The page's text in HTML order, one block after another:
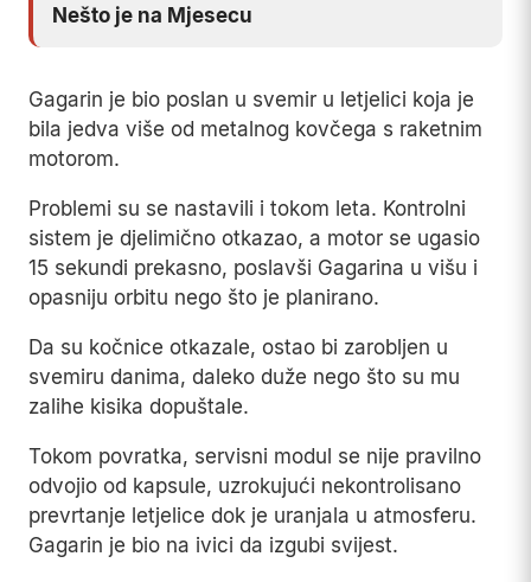
Nešto je na Mjesecu
Gagarin je bio poslan u svemir u letjelici koja je
bila jedva više od metalnog kovčega s raketnim
motorom.
Problemi su se nastavili i tokom leta. Kontrolni
sistem je djelimično otkazao, a motor se ugasio
15 sekundi prekasno, poslavši Gagarina u višu i
opasniju orbitu nego što je planirano.
Da su kočnice otkazale, ostao bi zarobljen u
svemiru danima, daleko duže nego što su mu
zalihe kisika dopuštale.
Tokom povratka, servisni modul se nije pravilno
odvojio od kapsule, uzrokujući nekontrolisano
prevrtanje letjelice dok je uranjala u atmosferu.
Gagarin je bio na ivici da izgubi svijest.